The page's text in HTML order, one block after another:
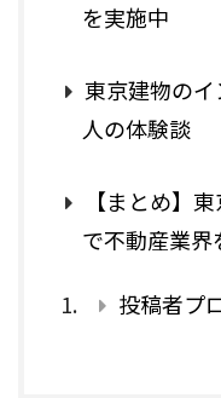
を実施中
東京建物の
人の体験談
【まとめ】
で不動産業界
投稿者プ